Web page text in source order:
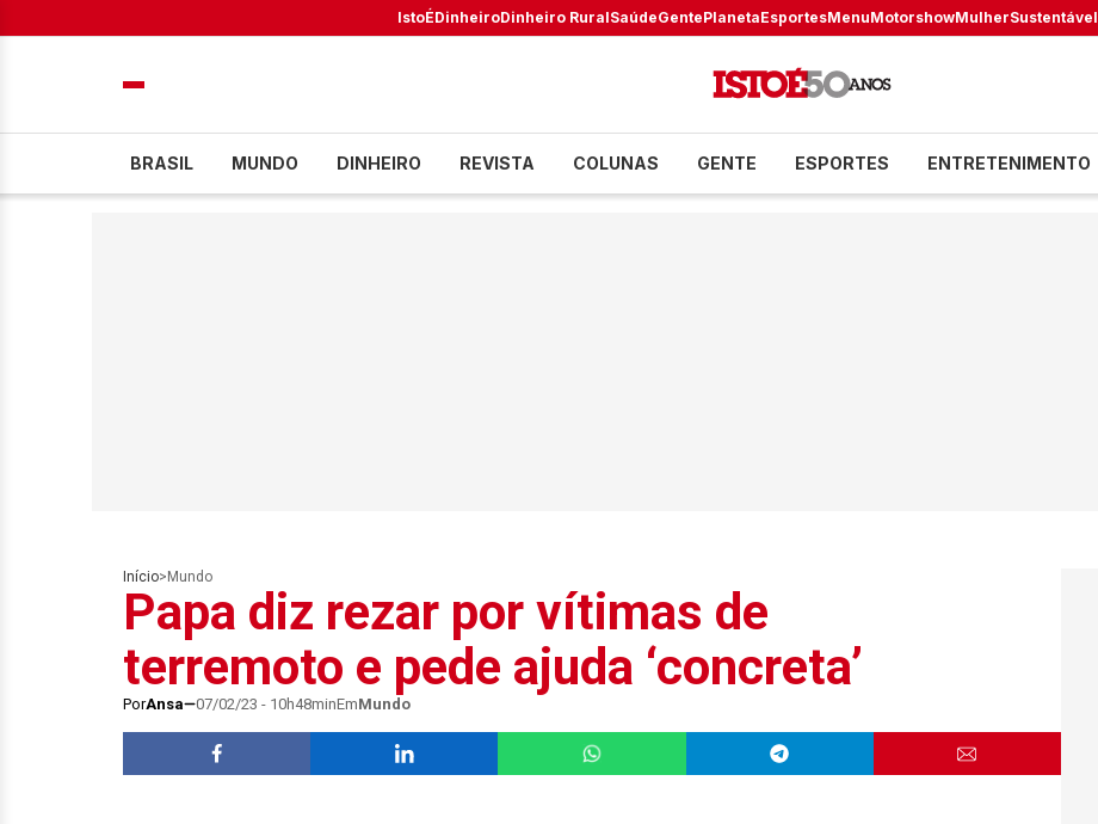
IstoÉDinheiroDinheiro RuralSaúdeGentePlanetaEsportesMenuMotorshowMulherSustentável
BRASIL MUNDO DINHEIRO REVISTA COLUNAS GENTE ESPORTES ENTRETENIMENTO
Início> Mundo
Papa diz rezar por vítimas de
terremoto e pede ajuda ‘concreta’
PorAnsa 07/02/23 - 10h48minEmMundo